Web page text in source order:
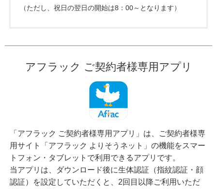
（ただし、祝日の翌日の開始は8：00～となります）
アフラック ご契約者様専用アプリ
「アフラック ご契約者様専用アプリ」は、ご契約者様専
用サイト「アフラック よりそうネット」の機能をスマー
トフォン・タブレットで利用できるアプリです。
当アプリは、ダウンロード後に生体認証（指紋認証・顔
認証）を設定していただくと、2回目以降ご利用いただ